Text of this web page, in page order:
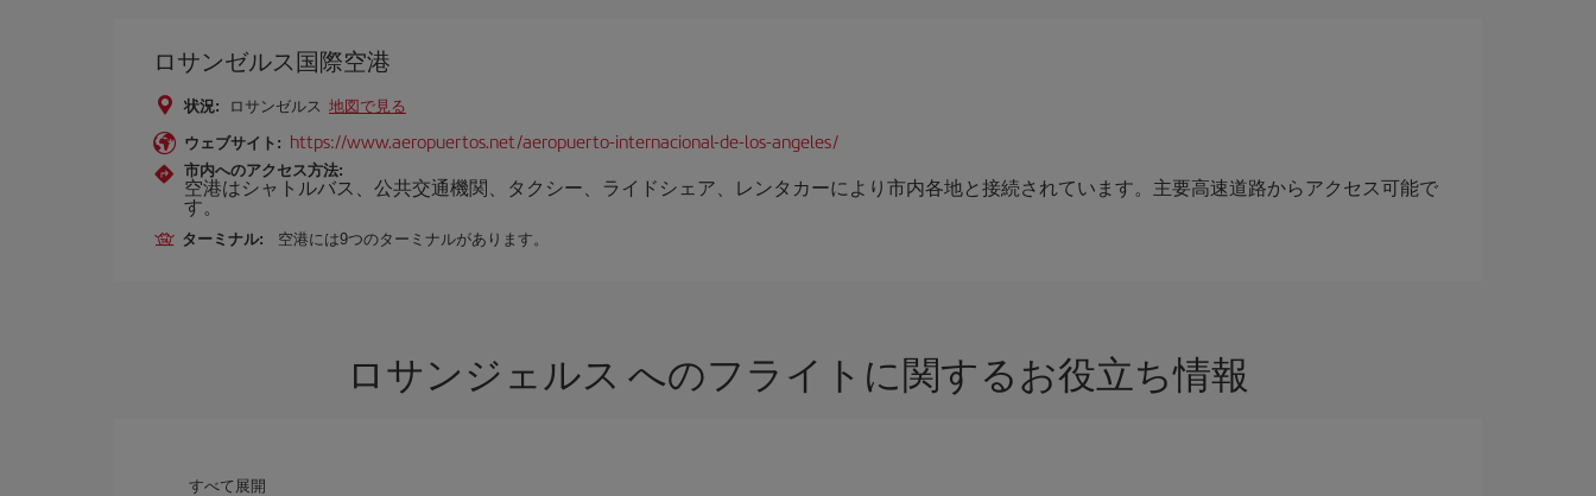
ロサンゼルス国際空港
状況: ロサンゼルス 地図で見る
ウェブサイト: https://www.aeropuertos.net/aeropuerto-internacional-de-los-angeles/
市内へのアクセス方法:
空港はシャトルバス、公共交通機関、タクシー、ライドシェア、レンタカーにより市内各地と接続されています。主要高速道路からアクセス可能で
す。
ターミナル: 空港には9つのターミナルがあります。
ロサンジェルス へのフライトに関するお役立ち情報
すべて展開